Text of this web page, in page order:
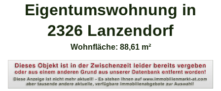
Eigentumswohnung in
2326 Lanzendorf
Wohnfläche: 88,61 m²